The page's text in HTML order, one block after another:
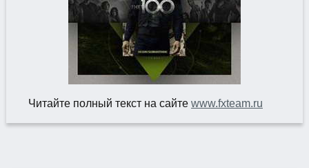
Читайте полный текст на сайте www.fxteam.ru